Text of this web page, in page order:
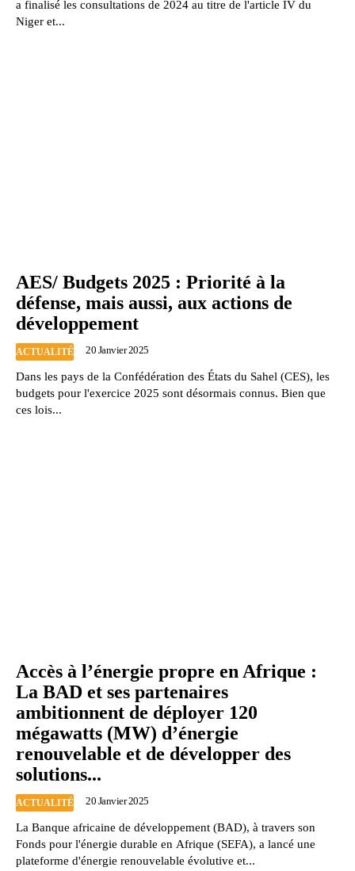
a finalisé les consultations de 2024 au titre de l'article IV du
Niger et...
AES/ Budgets 2025 : Priorité à la
défense, mais aussi, aux actions de
développement
ACTUALITÉ 20 Janvier 2025
Dans les pays de la Confédération des États du Sahel (CES), les
budgets pour l'exercice 2025 sont désormais connus. Bien que
ces lois...
Accès à l’énergie propre en Afrique :
La BAD et ses partenaires
ambitionnent de déployer 120
mégawatts (MW) d’énergie
renouvelable et de développer des
solutions...
ACTUALITÉ 20 Janvier 2025
La Banque africaine de développement (BAD), à travers son
Fonds pour l'énergie durable en Afrique (SEFA), a lancé une
plateforme d'énergie renouvelable évolutive et...